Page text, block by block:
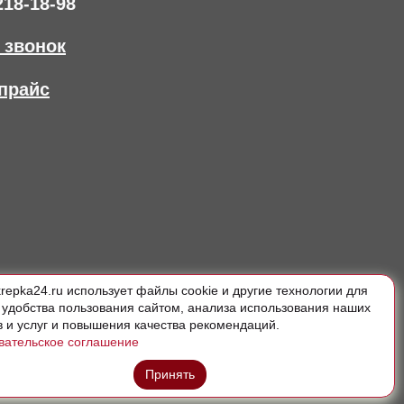
звонок
использует файлы cookie и другие технологии для
пользования сайтом, анализа использования наших
и услуг и повышения качества рекомендаций.
соглашение
Принять